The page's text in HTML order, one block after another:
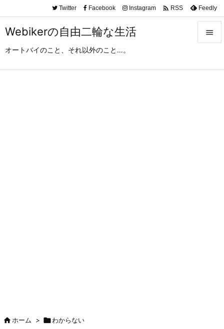
Webikerの自由二輪な生活
オートバイのこと、それ以外のこと…。

Twitter Facebook Instagram  RSS Feedly
ホーム > わからない